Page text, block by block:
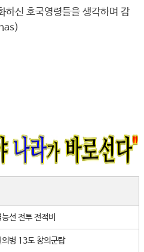
하신 호국영령들을 생각하며 감
선 전투 전적비
의병 13도 창의군탑